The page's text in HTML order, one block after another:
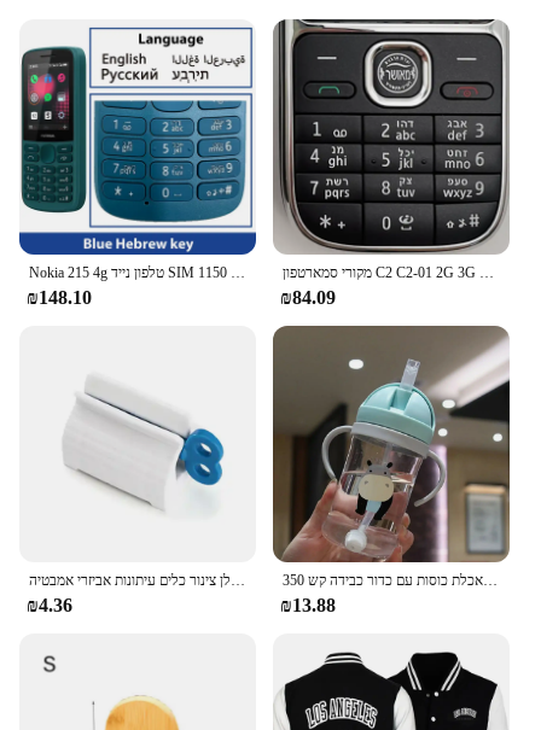
the world of metaphysics, these silver talismans are
versatile and practical for a wide range of scenarios.
They can be easily placed in your home, office, or
personal space to create a serene and balanced
environment. The compact size of 6mm allows for
easy handling and placement, making them an ideal
addition to any altar or sacred space. Their
traditional design and elegant craftsmanship make
them suitable for both personal use and as gifts for
friends and family.
**Connecting with Spirituality**
These silver talismans are not just objects; they are
a gateway to spiritual enlightenment. By
incorporating them into your daily routine, you can
enhance your spiritual connections and promote a
sense of well-being. Whether you're using them for
meditation, manifestation, or simply as a reminder
of your spiritual path, these talismans are designed
to support your journey. As a wholesale product,
they are available to vendors and suppliers looking
to offer their customers a reliable and high-quality
spiritual tool.
Nokia 215 4g טלפון נייד SIM כפול כרטיסי רדיו 1150mah המתנה זמן המתנה תכונה טלפון עם מקלדת hebrew חדש ומקורי 100%
₪148.10
מקורי סמארטפון C2 C2-01 2G 3G נייד טלפון סלולרי רוסית ערבית עברית אנגלית מקלדת תוצרת פינלנד סמארטפון משלוח חינם
₪84.09
משחת שיניים מסחטת מכשיר רב תכליתי מתקן ניקוי פנים קליפים ידנית עצלן צינור כלים עיתונות אביזרי אמבטיה
₪4.36
350 מ "ל ילדים שותים בקבוק האכלת כוסות עם כדור כבידה קש
₪13.88